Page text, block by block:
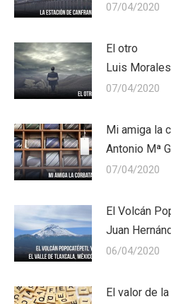
07/04/2020
El otro
Luis
07/04/2020
Mi amiga la
Antonio Mª
07/04/2020
El Volcán
Juan
06/04/2020
El valor de